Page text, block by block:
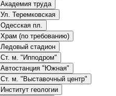
Академия труда
Ул. Теремковская
Одесская пл.
Храм (по требованию)
Ледовый стадион
Ст. м. "Ипподром"
Автостанция "Южная"
Ст. м. "Выставочный центр"
Институт геологии